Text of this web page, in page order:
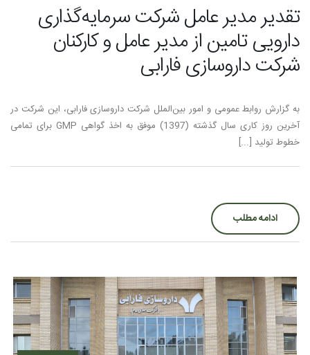
تقدير مدیر عامل شرکت سرمایه‌گذاری
دارویی تامین از مدیر عامل و کارکنان
شرکت داروسازی فارابی
به گزارش روابط عمومی و امور بين‌الملل شركت داروسازی فارابی، اين شركت در
آخرين روز كاری سال گذشته (1397) موفق به اخذ گواهی GMP برای تمامی
خطوط توليد [...]
ادامه مطلب